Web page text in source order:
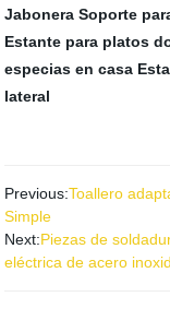
Jabonera Soporte
Estante para platos
especias en casa
lateral
Previous:Toallero
Simple
Next:Piezas de
eléctrica de acero